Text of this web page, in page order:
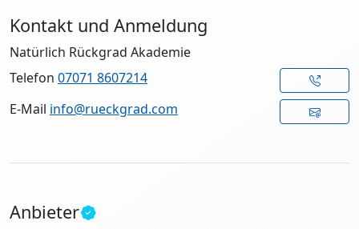
Kontakt und Anmeldung
Natürlich Rückgrad Akademie
Telefon 07071 8607214
E-Mail info@rueckgrad.com
Anbieter